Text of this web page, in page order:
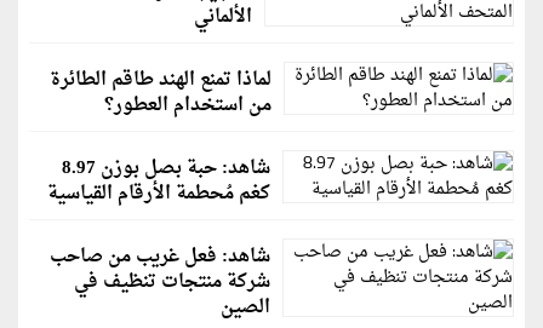
الألماني
لماذا تمنع الهند طاقم الطائرة
من استخدام العطور؟
شاهد: حبة بصل بوزن 8.97
كغم مُحطمة الأرقام القياسية
شاهد: فعل غريب من صاحب
شركة منتجات تنظيف في
الصين